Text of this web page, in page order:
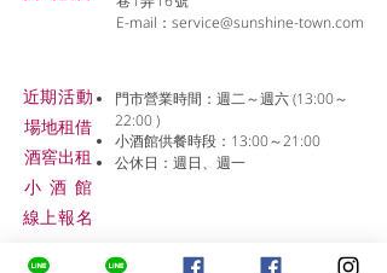
E-mail： service@sunshine-town.com
近期活動
場地租借
​酒窖出租
小酒 館
線上報名
門市營業時間：週二～週六 (13:00～
22:00 )
小酒館供餐時段：13:00～21:00
公休日：週日、週一